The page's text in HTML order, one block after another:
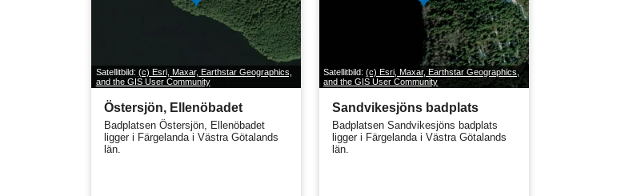
Satellitbild: (c) Esri, Maxar, Earthstar Geographics,
and the GIS User Community
Östersjön, Ellenöbadet
Badplatsen Östersjön, Ellenöbadet
ligger i Färgelanda i Västra Götalands
län.
Satellitbild:(c) Esri, Maxar, Earthstar Geographics,
and the GIS User Community
Sandvikesjöns badplats
Badplatsen Sandvikesjöns badplats
ligger i Färgelanda i Västra Götalands
län.